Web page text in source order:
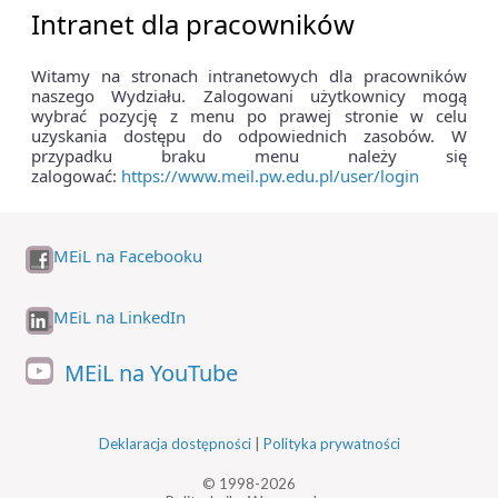
Intranet dla pracowników
Witamy na stronach intranetowych dla pracowników
naszego Wydziału. Zalogowani użytkownicy mogą
wybrać pozycję z menu po prawej stronie w celu
uzyskania dostępu do odpowiednich zasobów. W
przypadku braku menu należy się
zalogować: https://www.meil.pw.edu.pl/user/login
MEiL na Facebooku
MEiL na LinkedIn
MEiL na YouTube
Deklaracja dostępności| Polityka prywatności
© 1998-2026